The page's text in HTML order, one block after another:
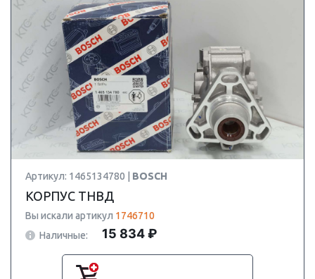
Артикул: 1465134780 | BOSCH
КОРПУС ТНВД
Вы искали артикул 1746710
Наличные:
15 834 ₽